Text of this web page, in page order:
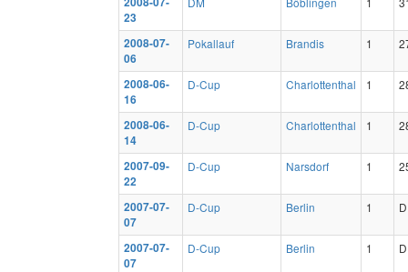
23
2008-07-
06
Pokallauf Brandis 1
2008-06-
16
D-Cup Charlottenthal 1
2008-06-
14
D-Cup Charlottenthal 1
2007-09-
22
D-Cup Narsdorf 1
2007-07-
07
D-Cup Berlin 1 D
2007-07-
07
D-Cup Berlin 1 D